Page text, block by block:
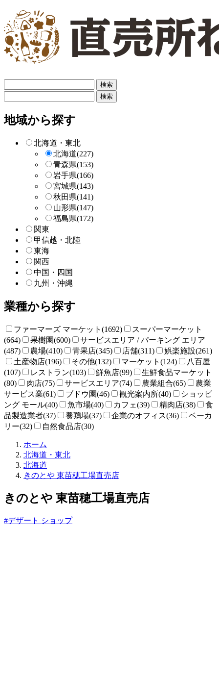
リ
ー
検
索
ー
検
地域から探す
北海道・東北
北海道(227)
青森県(153)
岩手県(166)
宮城県(143)
秋田県(141)
山形県(147)
福島県(172)
関東
甲信越・北陸
東海
関西
中国・四国
九州・沖縄
業種から探す
ファーマーズ マーケット(1692)
スーパーマーケット
(664)
果樹園(600)
サービスエリア / パーキング エリア
(487)
農場(410) 青果店(345) 店舗(311)
娯楽施設(261)
土産物店(196)
その他(132) マーケット(124)
八百屋
(107)
レストラン(103) 鮮魚店(99)
生鮮食品マーケット
(80)
肉店(75) サービスエリア(74) 農業組合(65)
農業
サービス業(61)
ブドウ園(46) 観光案内所(40)
ショッピ
ング モール(40)
魚市場(40) カフェ(39) 精肉店(38)
食
品製造業者(37)
養鶏場(37) 企業のオフィス(36)
ベーカ
リー(32)
自然食品店(30)
ホーム
売
ね
と
北海道・東北
北海道
きのとや 東苗穂工場直売店
きのとや 東苗穂工場直売店
#デザート ショップ